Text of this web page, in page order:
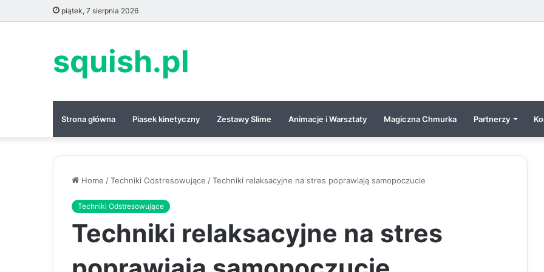
piątek, 7 sierpnia 2026
squish.pl
Strona główna Piasek kinetyczny Zestawy Slime Animacje i Warsztaty Magiczna Chmurka Partnerzy
Home /Techniki Odstresowujące /Techniki relaksacyjne na stres poprawiają samopoczucie
Techniki Odstresowujące
Techniki relaksacyjne na stres